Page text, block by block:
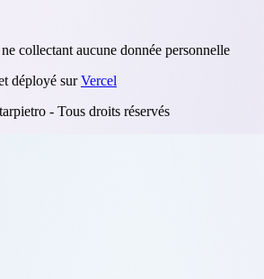
collectant aucune donnée personnelle
déployé surVercel
- Tous droits réservés